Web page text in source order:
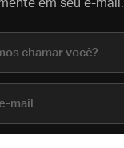
em seu e-mail.